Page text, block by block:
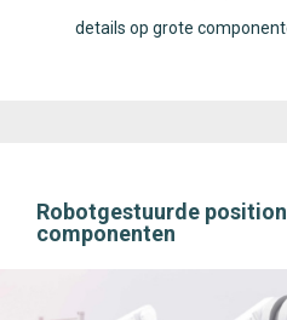
details op grote
Robotgestuurde
componenten